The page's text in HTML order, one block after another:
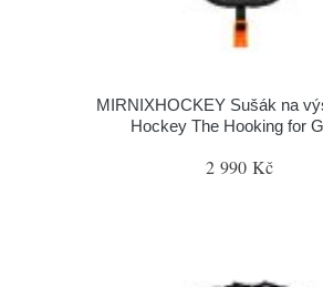
MIRNIXHOCKEY Sušák na
Hockey The Hooking for
2 990 Kč